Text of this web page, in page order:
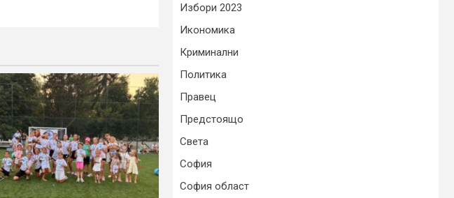
Избори 2023
Икономика
Криминални
Политика
Правец
Предстоящо
Света
София
София област